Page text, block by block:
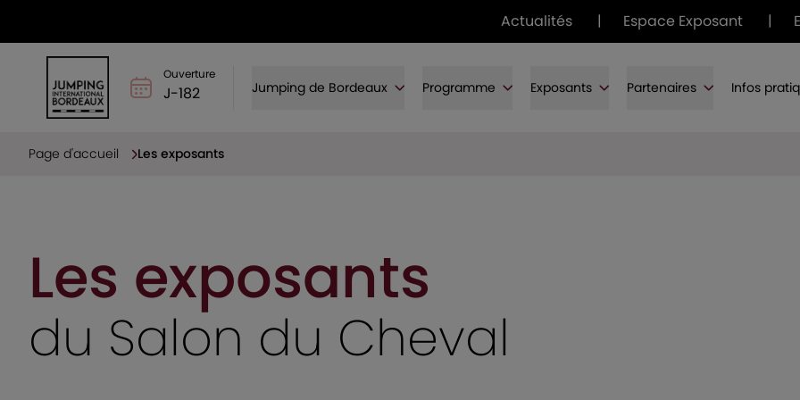
Actualités | Espace Exposant |
Ouverture
J-182 Jumping de Bordeaux Programme Exposants Partenaires Infos
Page d'accueil Les exposants
Les exposants
du Salon du Cheval